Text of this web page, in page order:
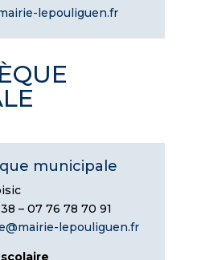
lepouliguen.fr
municipale
– 07 76 78 70 91
lepouliguen.fr